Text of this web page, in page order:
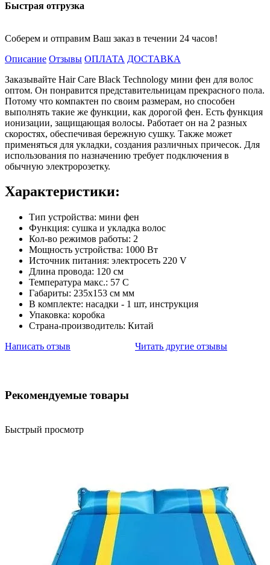
Быстрая отгрузка
Соберем и отправим Ваш заказ в течении 24 часов!
Описание Отзывы ОПЛАТА ДОСТАВКА
Заказывайте Hair Care Black Technology мини фен для волос
оптом. Он понравится представительницам прекрасного пола.
Потому что компактен по своим размерам, но способен
выполнять такие же функции, как дорогой фен. Есть функция
ионизации, защищающая волосы. Работает он на 2 разных
скоростях, обеспечивая бережную сушку. Также может
применяться для укладки, создания различных причесок. Для
использования по назначению требует подключения в
обычную электророзетку.
Характеристики:
Тип устройства: мини фен
Функция: сушка и укладка волос
Кол-во режимов работы: 2
Мощность устройства: 1000 Вт
Источник питания: электросеть 220 V
Длина провода: 120 см
Температура макс.: 57 С
Габариты: 235х153 см мм
В комплекте: насадки - 1 шт, инструкция
Упаковка: коробка
Страна-производитель: Китай
Написать отзыв
Читать другие отзывы
Рекомендуемые товары
Быстрый просмотр